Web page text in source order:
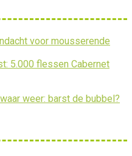
voor mousserende
5.000 flessen Cabernet
weer: barst de bubbel?